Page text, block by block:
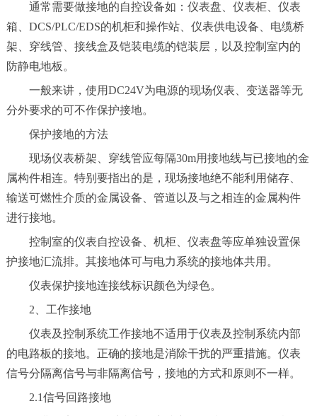
通常需要做接地的自控设备如：仪表盘、仪表柜、仪表
箱、DCS/PLC/EDS的机柜和操作站、仪表供电设备、电缆桥
架、穿线管、接线盒及铠装电缆的铠装层，以及控制室内的
防静电地板。
一般来讲，使用DC24V为电源的现场仪表、变送器等无
分外要求的可不作保护接地。
保护接地的方法
现场仪表桥架、穿线管应每隔30m用接地线与已接地的金
属构件相连。特别要指出的是，现场接地绝不能利用储存、
输送可燃性介质的金属设备、管道以及与之相连的金属构件
进行接地。
控制室的仪表自控设备、机柜、仪表盘等应单独设置保
护接地汇流排。其接地体可与电力系统的接地体共用。
仪表保护接地连接线标识颜色为绿色。
2、工作接地
仪表及控制系统工作接地不适用于仪表及控制系统内部
的电路板的接地。正确的接地是消除干扰的严重措施。仪表
信号分隔离信号与非隔离信号，接地的方式和原则不一样。
2.1信号回路接地